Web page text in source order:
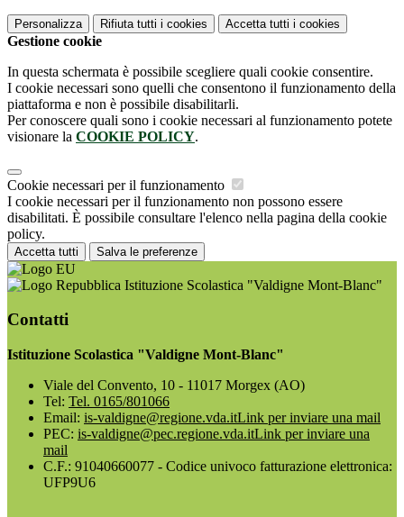
Personalizza Rifiuta tutti i cookies Accetta tutti i cookies
Gestione cookie
In questa schermata è possibile scegliere quali cookie consentire.
I cookie necessari sono quelli che consentono il funzionamento della
piattaforma e non è possibile disabilitarli.
Per conoscere quali sono i cookie necessari al funzionamento potete
visionare la COOKIE POLICY.
Cookie necessari per il funzionamento
I cookie necessari per il funzionamento non possono essere
disabilitati. È possibile consultare l'elenco nella pagina della cookie
policy.
Accetta tutti Salva le preferenze
Istituzione Scolastica "Valdigne Mont-Blanc"
Contatti
Istituzione Scolastica "Valdigne Mont-Blanc"
Viale del Convento, 10 - 11017 Morgex (AO)
Tel: Tel. 0165/801066
Email: is-valdigne@regione.vda.itLink per inviare una mail
PEC: is-valdigne@pec.regione.vda.itLink per inviare una
mail
C.F.: 91040660077 - Codice univoco fatturazione elettronica:
UFP9U6